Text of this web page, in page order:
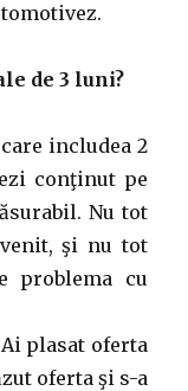
de 3 luni?
includea 2
conţinut pe
Nu tot
şi nu tot
problema cu
plasat oferta
oferta şi s-a